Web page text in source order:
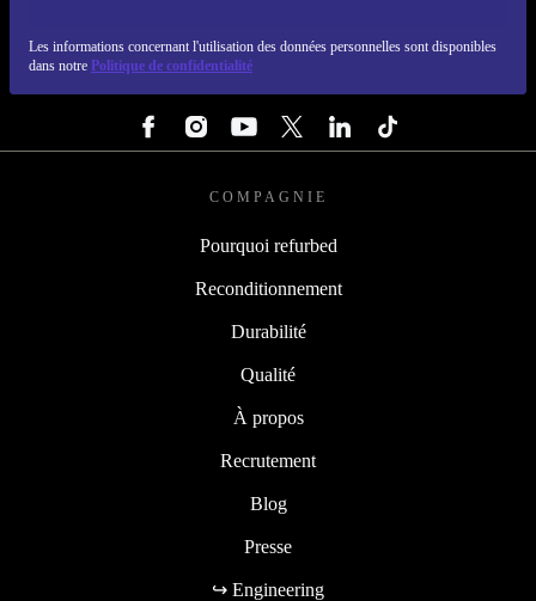
Les informations concernant l'utilisation des données personnelles sont disponibles
dans notre Politique de confidentialité
COMPAGNIE
Pourquoi refurbed
Reconditionnement
Durabilité
Qualité
À propos
Recrutement
Blog
Presse
↪ Engineering